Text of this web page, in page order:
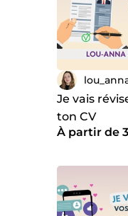
Je vais
ton CV
À partir de